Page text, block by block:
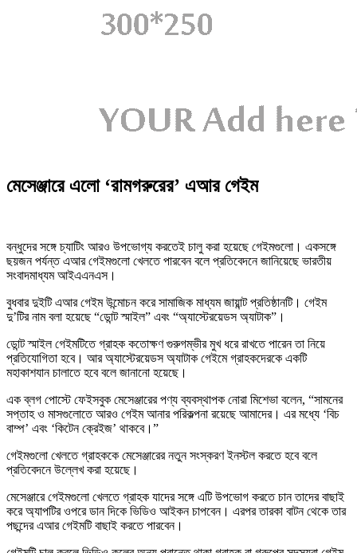
মেসেঞ্জারে এলো ‘রামগরুরের’ এআর গেইম
বন্ধুদের সঙ্গে চ্যাটিং আরও উপভোগ্য করতেই চালু করা হয়েছে গেইমগুলো। একসঙ্গে
ছয়জন পর্যন্ত এআর গেইমগুলো খেলতে পারবেন বলে প্রতিবেদনে জানিয়েছে ভারতীয়
সংবাদমাধ্যম আইএএনএস।
বুধবার দুইটি এআর গেইম উন্মোচন করে সামাজিক মাধ্যম জায়ান্ট প্রতিষ্ঠানটি। গেইম
দু’টির নাম বলা হয়েছে “ডোন্ট স্মাইল” এবং “অ্যাস্টেরয়েডস অ্যাটাক”।
ডোন্ট স্মাইল গেইমটিতে গ্রাহক কতোক্ষণ গুরুগম্ভীর মুখ ধরে রাখতে পারেন তা নিয়ে
প্রতিযোগিতা হবে। আর অ্যাস্টেরয়েডস অ্যাটাক গেইমে গ্রাহকদেরকে একটি
মহাকাশযান চালাতে হবে বলে জানানো হয়েছে।
এক ব্লগ পোস্টে ফেইসবুক মেসেঞ্জারের পণ্য ব্যবস্থাপক নোরা মিশেভা বলেন, “সামনের
সপ্তাহ ও মাসগুলোতে আরও গেইম আনার পরিকল্পনা রয়েছে আমাদের। এর মধ্যে ‘বিচ
বাম্প’ এবং ‘কিটেন ক্রেইজ’ থাকবে।”
গেইমগুলো খেলতে গ্রাহককে মেসেঞ্জারের নতুন সংস্করণ ইনস্টল করতে হবে বলে
প্রতিবেদনে উল্লেখ করা হয়েছে।
মেসেঞ্জারে গেইমগুলো খেলতে গ্রাহক যাদের সঙ্গে এটি উপভোগ করতে চান তাদের বাছাই
করে অ্যাপটির ওপরে ডান দিকে ভিডিও আইকন চাপবেন। এরপর তারকা বাটন থেকে তার
পছন্দের এআর গেইমটি বাছাই করতে পারবেন।